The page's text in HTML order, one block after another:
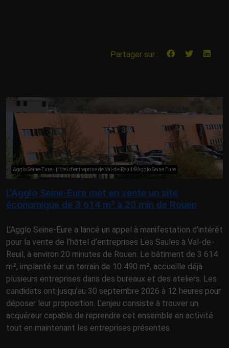
Partager sur :
Agglo Seine-Eure - Hôtel d'entreprise de Val-de-Reuil ©Agglo Seine Eure
L’Agglo Seine-Eure met en vente un site
économique de 3 614 m² à 20 min de Rouen
L’Agglo Seine-Eure a lancé un appel à manifestation d’intérêt
pour la vente de l’hôtel d’entreprises Les Saules à Val-de-
Reuil, à environ 20 minutes de Rouen. Le bâtiment de 3 614
m², implanté sur un terrain de 10 490 m², accueille déjà
plusieurs entreprises dans des bureaux et des ateliers. Les
candidats ont jusqu’au 30 septembre 2026 à 12 heures pour
déposer leur proposition. L’enjeu consiste à trouver un
acquéreur capable de reprendre cet ensemble en activité
tout en maintenant les entreprises présentes.